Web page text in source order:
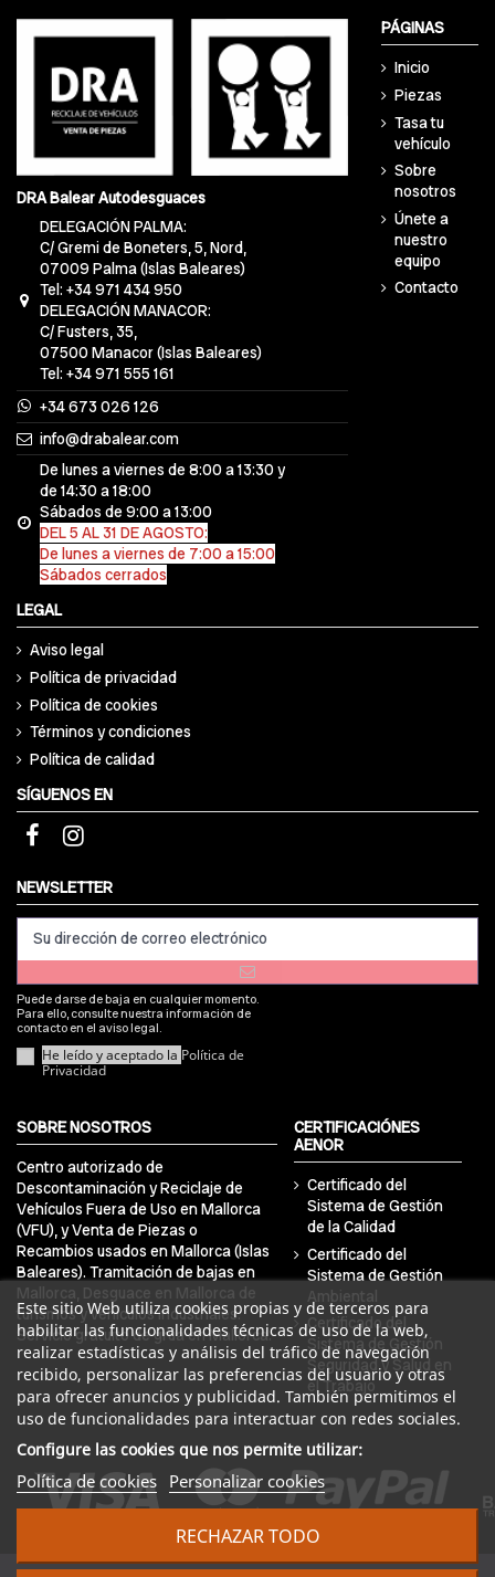
DRA Balear Autodesguaces
DELEGACIÓN PALMA:
C/ Gremi de Boneters, 5, Nord,
07009 Palma (Islas Baleares)
Tel: +34 971 434 950
DELEGACIÓN MANACOR:
C/ Fusters, 35,
07500 Manacor (Islas Baleares)
Tel: +34 971 555 161
+34 673 026 126
info@drabalear.com
De lunes a viernes de 8:00 a 13:30 y
de 14:30 a 18:00
Sábados de 9:00 a 13:00
DEL 5 AL 31 DE AGOSTO:
De lunes a viernes de 7:00 a 15:00
Sábados cerrados
PÁGINAS
Inicio
Piezas
Tasa tu
vehículo
Sobre
nosotros
Únete a
nuestro
equipo
Contacto
LEGAL
Aviso legal
Política de privacidad
Política de cookies
Términos y condiciones
Política de calidad
Este sitio Web utiliza cookies propias y de terceros para
habilitar las funcionalidades técnicas de uso de la web,
realizar estadísticas y análisis del tráfico de navegación
recibido, personalizar las preferencias del usuario y otras
para ofrecer anuncios y publicidad. También permitimos el
uso de funcionalidades para interactuar con redes sociales.
Configure las cookies que nos permite utilizar:
Política de cookies Personalizar cookies
RECHAZAR TODO
SÍGUENOS EN
NEWSLETTER
Puede darse de baja en cualquier momento.
Para ello, consulte nuestra información de
contacto en el aviso legal.
He leído y aceptado la Política de
Privacidad
SOBRE NOSOTROS
Centro autorizado de
Descontaminación y Reciclaje de
Vehículos Fuera de Uso en Mallorca
(VFU), y Venta de Piezas o
Recambios usados en Mallorca (Islas
Baleares). Tramitación de bajas en
Mallorca, Desguace en Mallorca de
turismos y vehículos industriales.
Servicio gratuito de grúa en Mallorca.
CERTIFICACIÓNES
AENOR
Certificado del
Sistema de Gestión
de la Calidad
Certificado del
Sistema de Gestión
Ambiental
Certificado del
Sistema de Gestión
Seguridad y Salud en
el Trabajo